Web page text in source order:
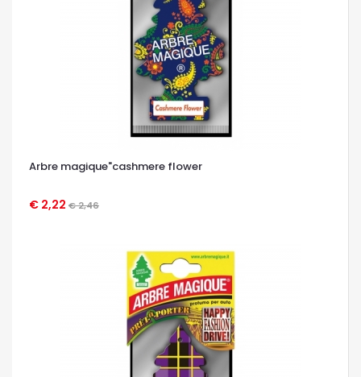
Arbre magique"cashmere flower
€ 2,22 € 2,46
OCCHIATA VELOCE